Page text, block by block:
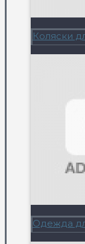
Коляски
Одежда